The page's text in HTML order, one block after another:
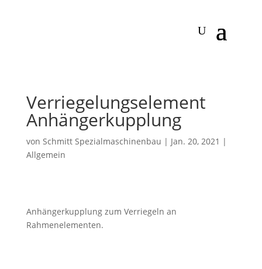
Verriegelungselement
Anhängerkupplung
von Schmitt Spezialmaschinenbau | Jan. 20, 2021 |
Allgemein
Anhängerkupplung zum Verriegeln an
Rahmenelementen.